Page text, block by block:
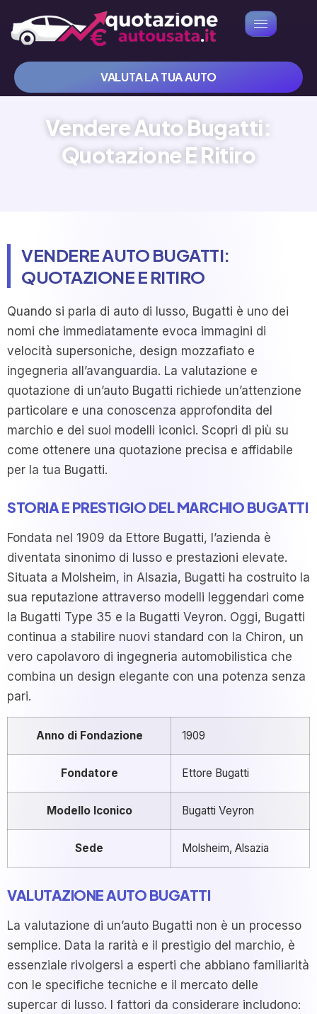
VALUTA LA TUA AUTO
Vendere Auto Bugatti:
Quotazione E Ritiro
VENDERE AUTO BUGATTI:
QUOTAZIONE E RITIRO
Quando si parla di auto di lusso, Bugatti è uno dei
nomi che immediatamente evoca immagini di
velocità supersoniche, design mozzafiato e
ingegneria all’avanguardia. La valutazione e
quotazione di un’auto Bugatti richiede un’attenzione
particolare e una conoscenza approfondita del
marchio e dei suoi modelli iconici. Scopri di più su
come ottenere una quotazione precisa e affidabile
per la tua Bugatti.
STORIA E PRESTIGIO DEL MARCHIO BUGATTI
Fondata nel 1909 da Ettore Bugatti, l’azienda è
diventata sinonimo di lusso e prestazioni elevate.
Situata a Molsheim, in Alsazia, Bugatti ha costruito la
sua reputazione attraverso modelli leggendari come
la Bugatti Type 35 e la Bugatti Veyron. Oggi, Bugatti
continua a stabilire nuovi standard con la Chiron, un
vero capolavoro di ingegneria automobilistica che
combina un design elegante con una potenza senza
pari.
Anno di Fondazione 1909
Fondatore Ettore Bugatti
Modello Iconico Bugatti Veyron
Sede Molsheim, Alsazia
VALUTAZIONE AUTO BUGATTI
La valutazione di un’auto Bugatti non è un processo
semplice. Data la rarità e il prestigio del marchio, è
essenziale rivolgersi a esperti che abbiano familiarità
con le specifiche tecniche e il mercato delle
supercar di lusso. I fattori da considerare includono: